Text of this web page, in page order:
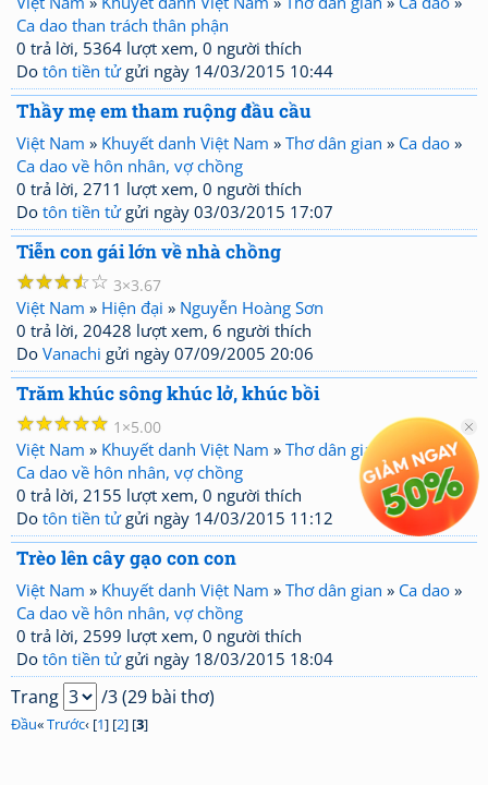
Ca dao than trách thân phận
0 trả lời, 5364 lượt xem, 0 người thích
Do tôn tiền tửgửi ngày 14/03/2015 10:44
Thầy mẹ em tham ruộng đầu cầu
Việt Nam » Khuyết danh Việt Nam » Thơ dân gian » Ca dao »
Ca dao về hôn nhân, vợ chồng
0 trả lời, 2711 lượt xem, 0 người thích
Do tôn tiền tửgửi ngày 03/03/2015 17:07
Tiễn con gái lớn về nhà chồng
☆
☆
☆
☆
☆ 3 3.67
Việt Nam » Hiện đại » Nguyễn Hoàng Sơn
0 trả lời, 20428 lượt xem, 6 người thích
Do Vanachi gửi ngày 07/09/2005 20:06
Trăm khúc sông khúc lở, khúc bồi
☆
☆
☆
☆
☆ 1 5.00
Việt Nam » Khuyết danh Việt Nam » Thơ dân gian Ca dao»
Ca dao về hôn nhân, vợ chồng
0 trả lời, 2155 lượt xem, 0 người thích
Do tôn tiền tửgửi ngày 14/03/2015 11:12
Trèo lên cây gạo con con
Việt Nam » Khuyết danh Việt Nam » Thơ dân gian » Ca dao »
Ca dao về hôn nhân, vợ chồng
0 trả lời, 2599 lượt xem, 0 người thích
Do tôn tiền tửgửi ngày 18/03/2015 18:04
Trang /3 (29 bài thơ)
Đầu«Trước‹ [1] [2] [3]